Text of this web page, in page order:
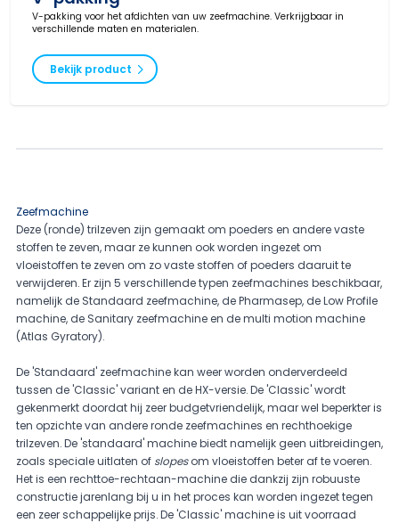
V-pakking voor het afdichten van uw zeefmachine. Verkrijgbaar in
verschillende maten en materialen.
Bekijk product
Zeefmachine
Deze (ronde) trilzeven zijn gemaakt om poeders en andere vaste
stoffen te zeven, maar ze kunnen ook worden ingezet om
vloeistoffen te zeven om zo vaste stoffen of poeders daaruit te
verwijderen. Er zijn 5 verschillende typen zeefmachines beschikbaar,
namelijk de Standaard zeefmachine, de Pharmasep, de Low Profile
machine, de Sanitary zeefmachine en de multi motion machine
(Atlas Gyratory).
De 'Standaard' zeefmachine kan weer worden onderverdeeld
tussen de 'Classic' variant en de HX-versie. De 'Classic' wordt
gekenmerkt doordat hij zeer budgetvriendelijk, maar wel beperkter is
ten opzichte van andere ronde zeefmachines en rechthoekige
trilzeven. De 'standaard' machine biedt namelijk geen uitbreidingen,
zoals speciale uitlaten of slopesom vloeistoffen beter af te voeren.
Het is een rechttoe-rechtaan-machine die dankzij zijn robuuste
constructie jarenlang bij u in het proces kan worden ingezet tegen
een zeer schappelijke prijs. De 'Classic' machine is uit voorraad